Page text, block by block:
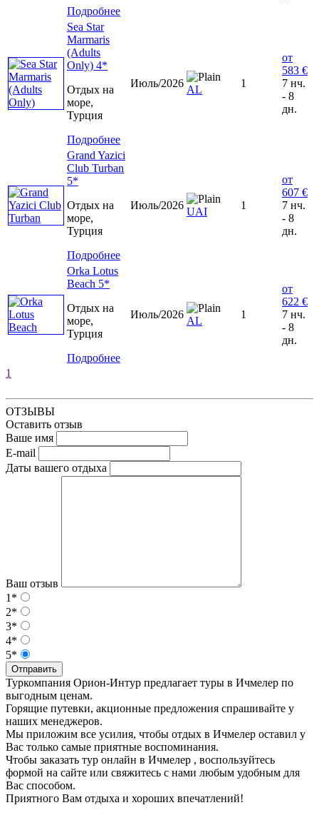
Подробнее
Sea Star
Marmaris
(Adults
Only) 4*
Отдых на
море,
Турция
Подробнее
Июль/2026
AL
1
от
583 €
7 нч.
- 8
дн.
Grand Yazici
Club Turban
5*
Отдых на
море,
Турция
Подробнее
Июль/2026
UAI
1
от
607 €
7 нч.
- 8
дн.
Orka Lotus
Beach 5*
Отдых на
море,
Турция
Подробнее
Июль/2026
AL
1
от
622 €
7 нч.
- 8
дн.
1
ОТЗЫВЫ
Оставить отзыв
Ваше имя
E-mail
Даты вашего отдыха
Ваш отзыв
1*
2*
3*
4*
5*
Отправить
Туркомпания Орион-Интур предлагает туры в Ичмелер по
выгодным ценам.
Горящие путевки, акционные предложения спрашивайте у
наших менеджеров.
Мы приложим все усилия, чтобы отдых в Ичмелер оставил у
Вас только самые приятные воспоминания.
Чтобы заказать тур онлайн в Ичмелер , воспользуйтесь
формой на сайте или свяжитесь с нами любым удобным для
Вас способом.
Приятного Вам отдыха и хороших впечатлений!